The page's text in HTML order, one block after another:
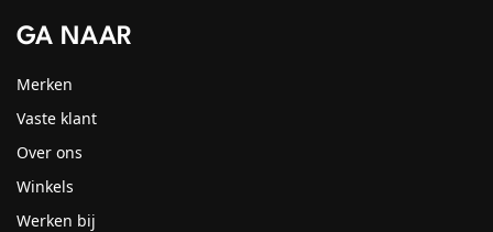
GA NAAR
Merken
Vaste klant
Over ons
Winkels
Werken bij